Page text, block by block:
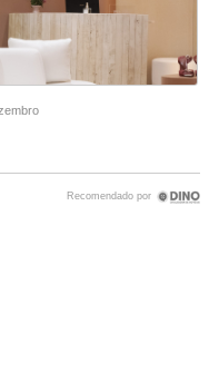
Recomendado por